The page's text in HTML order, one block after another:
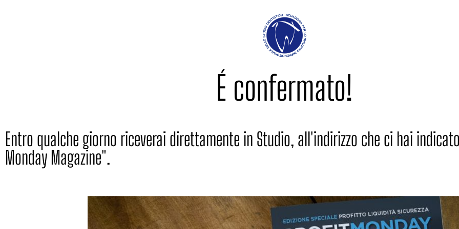
É confermato!
Entro qualche giorno riceverai direttamente in Studio, all'indirizzo che ci hai
Monday Magazine".